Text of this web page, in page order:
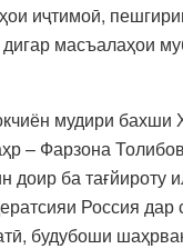
иҷтимоӣ,
масъалаҳои
мудири бахши
– Фарзона
доир ба тағйироту
Россия дар
будубоши